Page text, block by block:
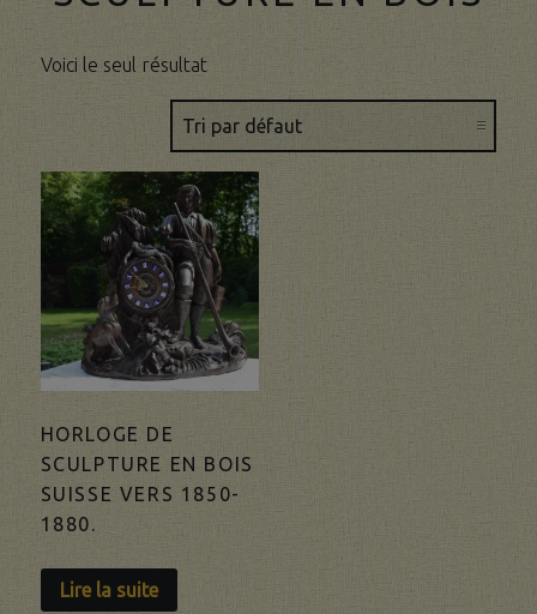
Voici le seul résultat
HORLOGE DE
SCULPTURE EN BOIS
SUISSE VERS 1850-
1880.
Lire la suite